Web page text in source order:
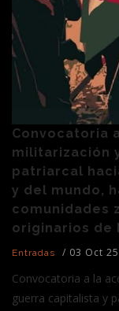
Convocatoria
militarización
patriarcal
y del mundo,
comunidades
originarios de
Entradas / 03 Oct 25
Convocatoria a la
guerra capitalista y